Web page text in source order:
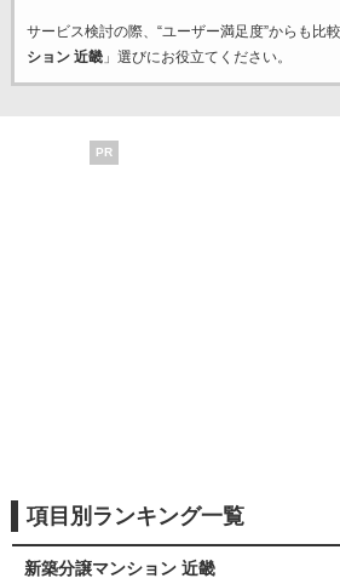
サービス検討の際、“ユーザー満足度”からも比
ション 近畿」選びにお役立てください。
PR
項目別ランキング一覧
新築分譲マンション 近畿